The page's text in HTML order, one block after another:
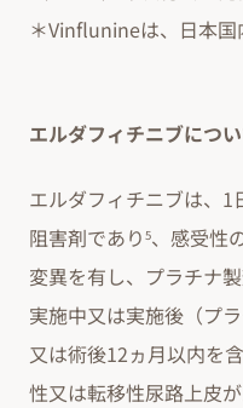
＊Vinflunineは、日本国
エルダフィチニブにつ
エルダフィチニブは、1
阻害剤であり 5、感受性
変異を有し、プラチナ
実施中又は実施後（プ
又は術後12ヵ月以内を
性又は転移性尿路上皮